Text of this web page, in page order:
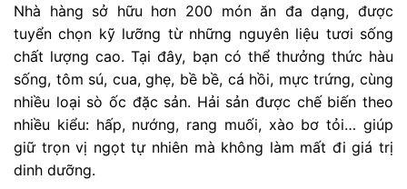
Nhà hàng sở hữu hơn 200 món ăn đa dạng, được
tuyển chọn kỹ lưỡng từ những nguyên liệu tươi sống
chất lượng cao. Tại đây, bạn có thể thưởng thức hàu
sống, tôm sú, cua, ghẹ, bề bề, cá hồi, mực trứng, cùng
nhiều loại sò ốc đặc sản. Hải sản được chế biến theo
nhiều kiểu: hấp, nướng, rang muối, xào bơ tỏi… giúp
giữ trọn vị ngọt tự nhiên mà không làm mất đi giá trị
dinh dưỡng.